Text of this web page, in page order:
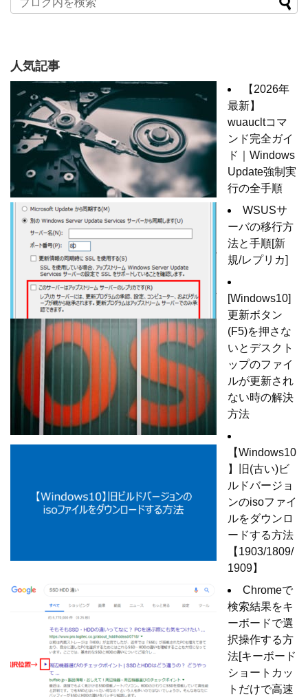
人気記事
【2026年
最新】
wuaucltコマ
ンド完全ガイ
ド｜Windows
Update強制実
行の全手順
WSUSサ
ーバの移行方
法と手順[新
規/レプリカ]
[Windows10]
更新ボタン
(F5)を押さな
いとデスクト
ップのファイ
ルが更新され
ない時の解決
方法
【Windows10
】旧(古い)ビ
ルドバージョ
ンのisoファイ
ルをダウンロ
ードする方法
【1903/1809/
1909】
Chromeで
検索結果をキ
ーボードで選
択操作する方
法[キーボード
ショートカッ
トだけで高速